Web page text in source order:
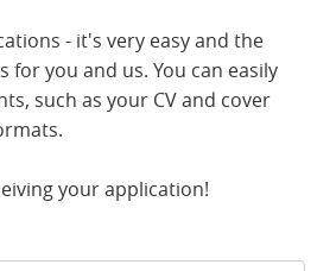
- it's very easy and the
for you and us. You can easily
such as your CV and cover
your application!